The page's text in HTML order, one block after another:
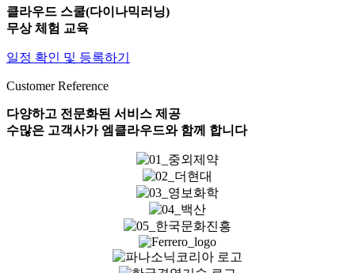
클라우드 스쿨(다이나믹러닝)
무상 체험 교육
일정 확인 및 등록하기
Customer Reference
다양하고 전문화된 서비스 제공
수많은 고객사가 엠클라우드와 함께 합니다